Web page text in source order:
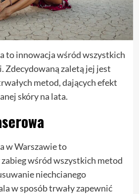
to innowacja wśród wszystkich
Zdecydowaną zaletą jej jest
metod, dających efekt
skóry na lata.
w Warszawie to
wśród wszystkich metod
niechcianego
w sposób trwały zapewnić